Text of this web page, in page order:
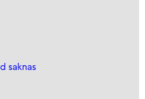
saknas